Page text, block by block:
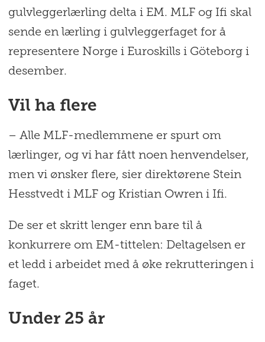
gulvleggerlærling delta i EM. MLF og Ifi skal
sende en lærling i gulvleggerfaget for å
representere Norge i Euroskills i Göteborg i
desember.
Vil ha flere
– Alle MLF-medlemmene er spurt om
lærlinger, og vi har fått noen henvendelser,
men vi ønsker flere, sier direktørene Stein
Hesstvedt i MLF og Kristian Owren i Ifi.
De ser et skritt lenger enn bare til å
konkurrere om EM-tittelen: Deltagelsen er
et ledd i arbeidet med å øke rekrutteringen i
faget.
Under 25 år